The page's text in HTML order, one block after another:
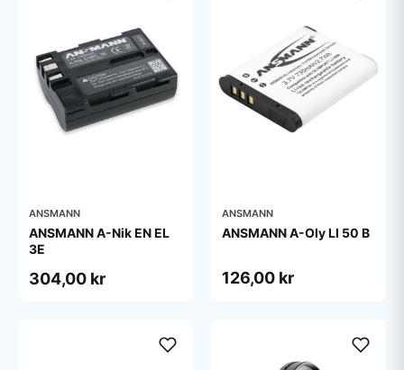
ANSMANN
ANSMANN A-Nik EN EL
3E
304,00 kr
ANSMANN
ANSMANN A-Oly LI 50 B
126,00 kr